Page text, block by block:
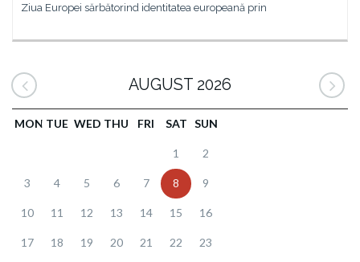
Ziua Europei sărbătorind identitatea europeană prin
AUGUST 2026
MON TUE WED THU FRI SAT SUN
1 2
3 4 5 6 7 8 9
10 11 12 13 14 15 16
17 18 19 20 21 22 23